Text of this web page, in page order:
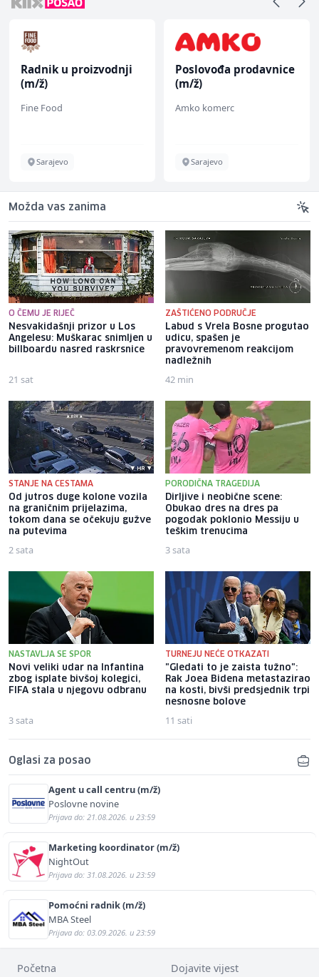
Radnik u proizvodnji
(m/ž)
Fine Food
Sarajevo
Poslovođa prodavnice
(m/ž)
Amko komerc
Sarajevo
Možda vas zanima
O ČEMU JE RIJEČ
Nesvakidašnji prizor u Los
Angelesu: Muškarac snimljen u
billboardu nasred raskrsnice
21 sat
ZAŠTIĆENO PODRUČJE
Labud s Vrela Bosne progutao
udicu, spašen je
pravovremenom reakcijom
nadležnih
42 min
STANJE NA CESTAMA
Od jutros duge kolone vozila
na graničnim prijelazima,
tokom dana se očekuju gužve
na putevima
2 sata
PORODIČNA TRAGEDIJA
Dirljive i neobične scene:
Obukao dres na dres pa
pogodak poklonio Messiju u
teškim trenucima
3 sata
NASTAVLJA SE SPOR
Novi veliki udar na Infantina
zbog isplate bivšoj kolegici,
FIFA stala u njegovu odbranu
3 sata
TURNEJU NEĆE OTKAZATI
"Gledati to je zaista tužno":
Rak Joea Bidena metastazirao
na kosti, bivši predsjednik trpi
nesnosne bolove
11 sati
Oglasi za posao
Agent u call centru (m/ž)
Poslovne novine
Prijava do: 21.08.2026. u 23:59
Marketing koordinator (m/ž)
NightOut
Prijava do: 31.08.2026. u 23:59
Pomoćni radnik (m/ž)
MBA Steel
Prijava do: 03.09.2026. u 23:59
Početna Dojavite vijest